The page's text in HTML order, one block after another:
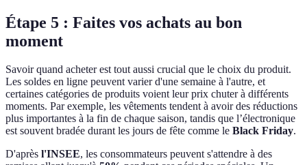
Étape 5 : Faites vos achats au bon
moment
Savoir quand acheter est tout aussi crucial que le choix du produit.
Les soldes en ligne peuvent varier d'une semaine à l'autre, et
certaines catégories de produits voient leur prix chuter à différents
moments. Par exemple, les vêtements tendent à avoir des réductions
plus importantes à la fin de chaque saison, tandis que l’électronique
est souvent bradée durant les jours de fête comme le Black Friday.
D'après l'INSEE, les consommateurs peuvent s'attendre à des